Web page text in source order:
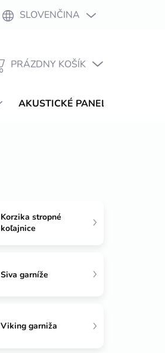
SLOVENČINA
NÁKUPNÝ
PRÁZDNY KOŠÍK
AKUSTICKÉ PANELY
Korzika stropné
koľajnice
Siva garníže
Viking garniža